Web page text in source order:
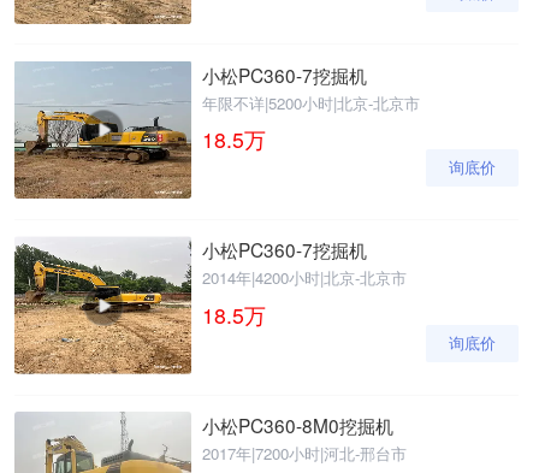
小松PC360-7挖掘机
年限不详|5200小时|北京-北京市
18.5万
询底价
小松PC360-7挖掘机
2014年|4200小时|北京-北京市
18.5万
询底价
小松PC360-8M0挖掘机
2017年|7200小时|河北-邢台市